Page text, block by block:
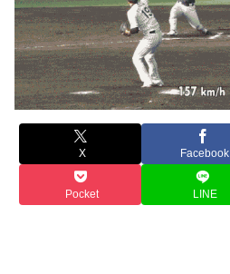
X Facebook
Pocket LINE